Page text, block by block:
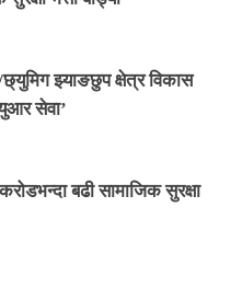
झ्याङछुप क्षेत्र विकास
सेवा’
बढी सामाजिक सुरक्षा